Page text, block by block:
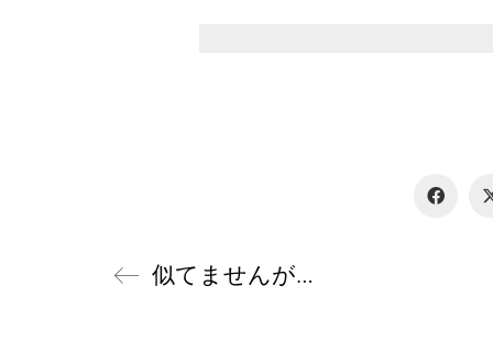
似てませんが…